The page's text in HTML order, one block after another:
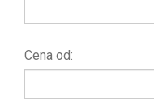
Cena od: